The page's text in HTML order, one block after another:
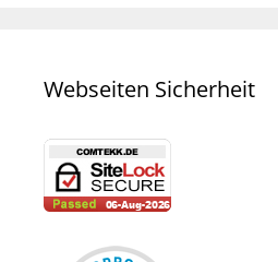
Webseiten Sicherheit